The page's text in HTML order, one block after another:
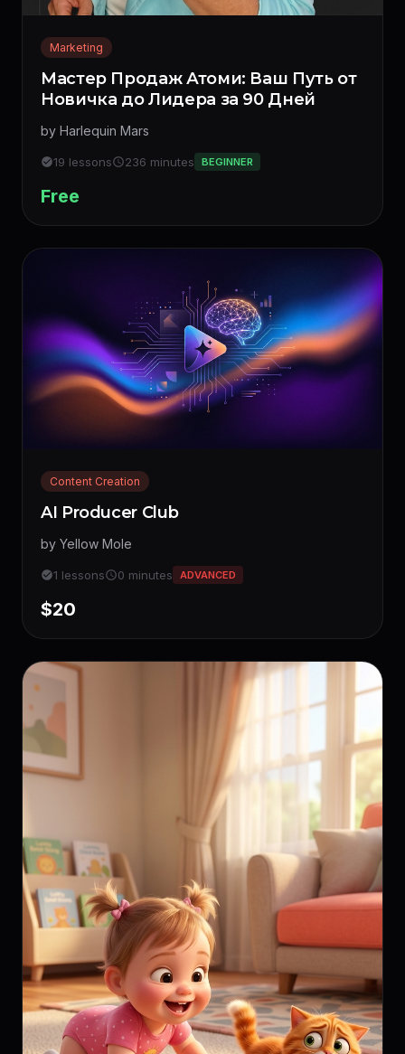
Marketing
Мастер Продаж Атоми: Ваш Путь от
Новичка до Лидера за 90 Дней
by Harlequin Mars
19 lessons 236 minutes BEGINNER
Free
Content Creation
AI Producer Club
by Yellow Mole
1 lessons 0 minutes ADVANCED
$20